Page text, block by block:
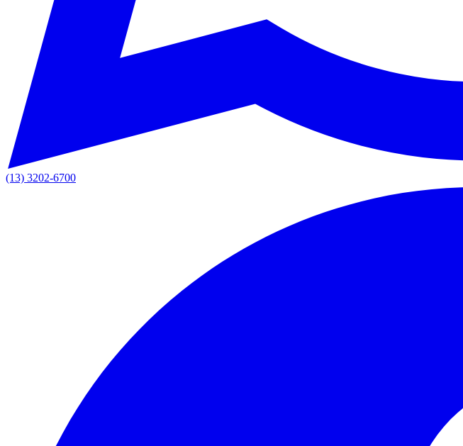
(13) 3202-6700